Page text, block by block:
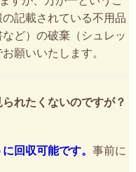
記載されている不用品
など）の破棄（シュレッ
願いいたします。
れたくないのですが？
回収可能です。 事前に